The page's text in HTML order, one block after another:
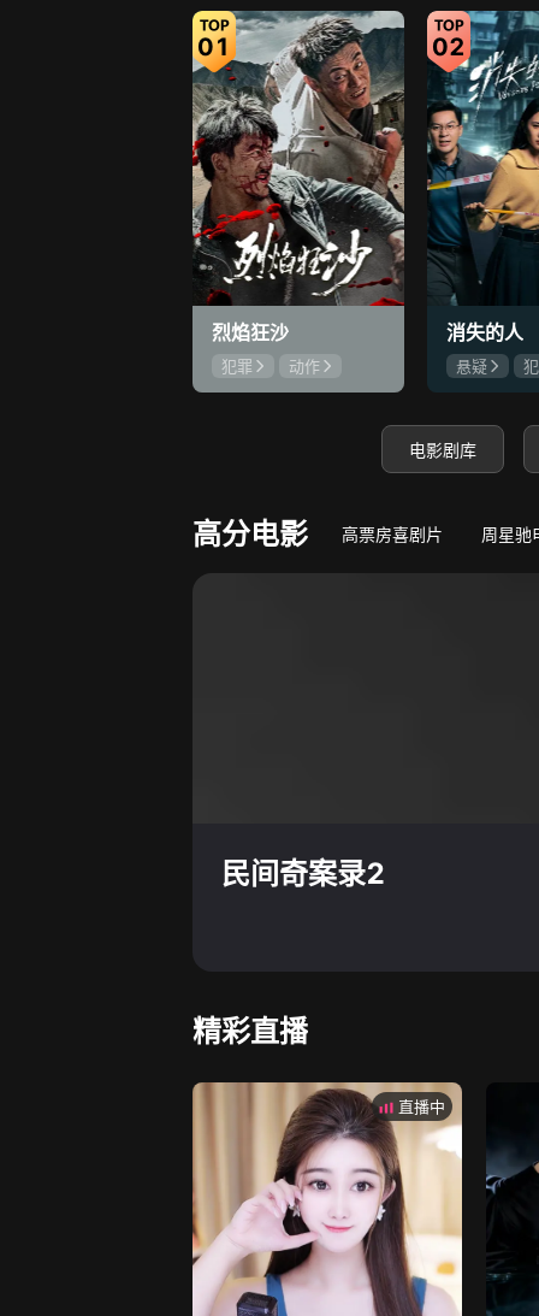
共92集
若熙传 8.7
王丽坤深陷权力斗争 守底线，方能
01
烈焰狂沙
犯罪
动作
刘俊孝
康磊
02
消失的人
悬疑
郑恺
电影剧库
高分电影 高票房喜剧片 周星驰
民间奇案录2
精彩直播
直播中